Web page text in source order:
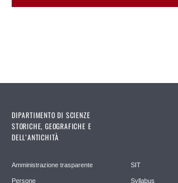
DIPARTIMENTO DI SCIENZE
STORICHE, GEOGRAFICHE E
DELL’ANTICHITÀ
Amministrazione trasparente
Persone
SIT
Syllabus